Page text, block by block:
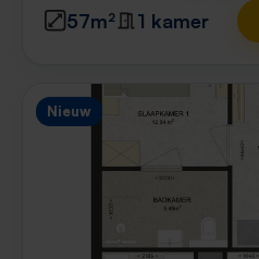
57m² 1 kamer
Nieuw